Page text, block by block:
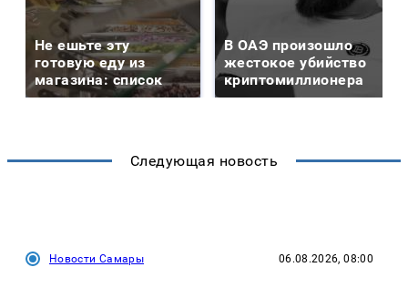
Не ешьте эту
готовую еду из
магазина: список
В ОАЭ произошло
жестокое убийство
криптомиллионера
Следующая новость
Новости Самары 06.08.2026, 08:00